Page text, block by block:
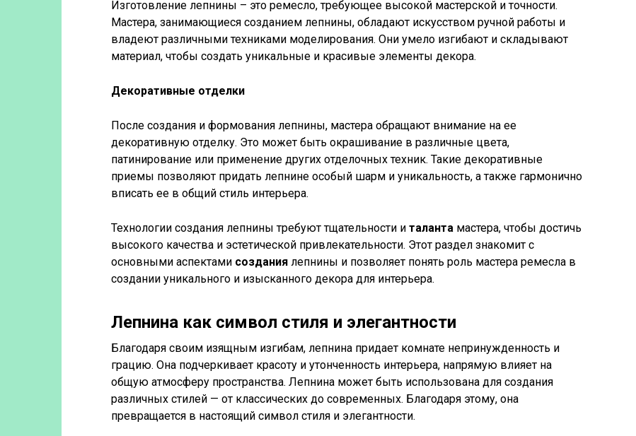
Изготовление лепнины – это ремесло, требующее высокой мастерской и точности.
Мастера, занимающиеся созданием лепнины, обладают искусством ручной работы и
владеют различными техниками моделирования. Они умело изгибают и складывают
материал, чтобы создать уникальные и красивые элементы декора.
Декоративные отделки
После создания и формования лепнины, мастера обращают внимание на ее
декоративную отделку. Это может быть окрашивание в различные цвета,
патинирование или применение других отделочных техник. Такие декоративные
приемы позволяют придать лепнине особый шарм и уникальность, а также гармонично
вписать ее в общий стиль интерьера.
Технологии создания лепнины требуют тщательности и таланта мастера, чтобы достичь
высокого качества и эстетической привлекательности. Этот раздел знакомит с
основными аспектами создания лепнины и позволяет понять роль мастера ремесла в
создании уникального и изысканного декора для интерьера.
Лепнина как символ стиля и элегантности
Благодаря своим изящным изгибам, лепнина придает комнате непринужденность и
грацию. Она подчеркивает красоту и утонченность интерьера, напрямую влияет на
общую атмосферу пространства. Лепнина может быть использована для создания
различных стилей — от классических до современных. Благодаря этому, она
превращается в настоящий символ стиля и элегантности.